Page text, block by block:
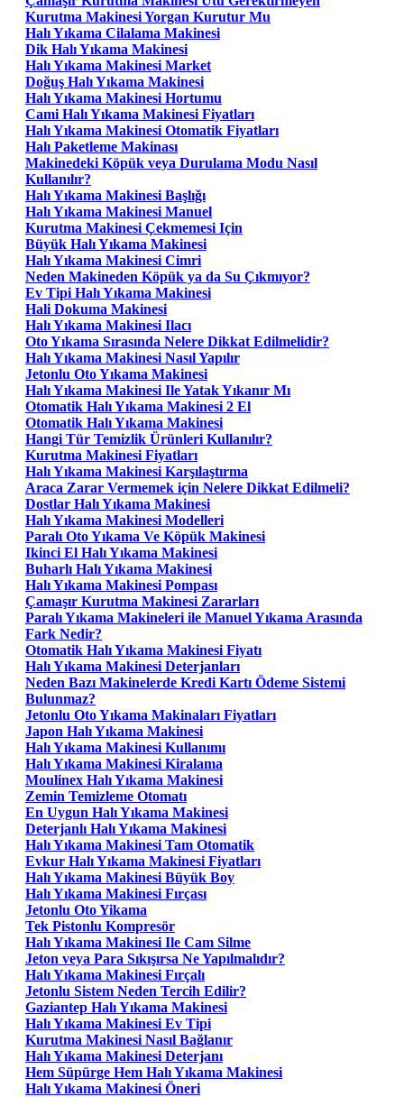
Kurutma Makinesi Yorgan Kurutur Mu
Halı Yıkama Cilalama Makinesi
Dik Halı Yıkama Makinesi
Halı Yıkama Makinesi Market
Doğuş Halı Yıkama Makinesi
Halı Yıkama Makinesi Hortumu
Cami Halı Yıkama Makinesi Fiyatları
Halı Yıkama Makinesi Otomatik Fiyatları
Halı Paketleme Makinası
Makinedeki Köpük veya Durulama Modu Nasıl
Kullanılır?
Halı Yıkama Makinesi Başlığı
Halı Yıkama Makinesi Manuel
Kurutma Makinesi Çekmemesi Için
Büyük Halı Yıkama Makinesi
Halı Yıkama Makinesi Cimri
Neden Makineden Köpük ya da Su Çıkmıyor?
Ev Tipi Halı Yıkama Makinesi
Hali Dokuma Makinesi
Halı Yıkama Makinesi Ilacı
Oto Yıkama Sırasında Nelere Dikkat Edilmelidir?
Halı Yıkama Makinesi Nasıl Yapılır
Jetonlu Oto Yıkama Makinesi
Halı Yıkama Makinesi Ile Yatak Yıkanır Mı
Otomatik Halı Yıkama Makinesi 2 El
Otomatik Halı Yıkama Makinesi
Hangi Tür Temizlik Ürünleri Kullanılır?
Kurutma Makinesi Fiyatları
Halı Yıkama Makinesi Karşılaştırma
Araca Zarar Vermemek için Nelere Dikkat Edilmeli?
Dostlar Halı Yıkama Makinesi
Halı Yıkama Makinesi Modelleri
Paralı Oto Yıkama Ve Köpük Makinesi
Ikinci El Halı Yıkama Makinesi
Buharlı Halı Yıkama Makinesi
Halı Yıkama Makinesi Pompası
Çamaşır Kurutma Makinesi Zararları
Paralı Yıkama Makineleri ile Manuel Yıkama Arasında
Fark Nedir?
Otomatik Halı Yıkama Makinesi Fiyatı
Halı Yıkama Makinesi Deterjanları
Neden Bazı Makinelerde Kredi Kartı Ödeme Sistemi
Bulunmaz?
Jetonlu Oto Yıkama Makinaları Fiyatları
Japon Halı Yıkama Makinesi
Halı Yıkama Makinesi Kullanımı
Halı Yıkama Makinesi Kiralama
Moulinex Halı Yıkama Makinesi
Zemin Temizleme Otomatı
En Uygun Halı Yıkama Makinesi
Deterjanlı Halı Yıkama Makinesi
Halı Yıkama Makinesi Tam Otomatik
Evkur Halı Yıkama Makinesi Fiyatları
Halı Yıkama Makinesi Büyük Boy
Halı Yıkama Makinesi Fırçası
Jetonlu Oto Yikama
Tek Pistonlu Kompresör
Halı Yıkama Makinesi Ile Cam Silme
Jeton veya Para Sıkışırsa Ne Yapılmalıdır?
Halı Yıkama Makinesi Fırçalı
Jetonlu Sistem Neden Tercih Edilir?
Gaziantep Halı Yıkama Makinesi
Halı Yıkama Makinesi Ev Tipi
Kurutma Makinesi Nasıl Bağlanır
Halı Yıkama Makinesi Deterjanı
Hem Süpürge Hem Halı Yıkama Makinesi
Halı Yıkama Makinesi Öneri